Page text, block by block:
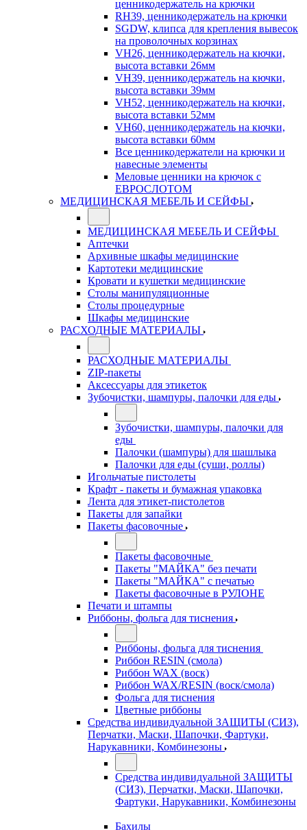
ценникодержатель на крючки
RH39, ценникодержатель на крючки
SGDW, клипса для крепления вывесок
на проволочных корзинах
VH26, ценникодержатель на кючки,
высота вставки 26мм
VH39, ценникодержатель на кючки,
высота вставки 39мм
VH52, ценникодержатель на кючки,
высота вставки 52мм
VH60, ценникодержатель на кючки,
высота вставки 60мм
Все ценникодержатели на крючки и
навесные элементы
Меловые ценники на крючок с
ЕВРОСЛОТОМ
МЕДИЦИНСКАЯ МЕБЕЛЬ И СЕЙФЫ
МЕДИЦИНСКАЯ МЕБЕЛЬ И СЕЙФЫ
Аптечки
Архивные шкафы медицинские
Картотеки медицинские
Кровати и кушетки медицинские
Столы манипуляционные
Столы процедурные
Шкафы медицинские
РАСХОДНЫЕ МАТЕРИАЛЫ
РАСХОДНЫЕ МАТЕРИАЛЫ
ZIP-пакеты
Аксессуары для этикеток
Зубочистки, шампуры, палочки для еды
Зубочистки, шампуры, палочки для
еды
Палочки (шампуры) для шашлыка
Палочки для еды (суши, роллы)
Игольчатые пистолеты
Крафт - пакеты и бумажная упаковка
Лента для этикет-пистолетов
Пакеты для запайки
Пакеты фасовочные
Пакеты фасовочные
Пакеты "МАЙКА" без печати
Пакеты "МАЙКА" с печатью
Пакеты фасовочные в РУЛОНЕ
Печати и штампы
Риббоны, фольга для тиснения
Риббоны, фольга для тиснения
Риббон RESIN (смола)
Риббон WAX (воск)
Риббон WAX/RESIN (воск/смола)
Фольга для тиснения
Цветные риббоны
Средства индивидуальной ЗАЩИТЫ (СИЗ),
Перчатки, Маски, Шапочки, Фартуки,
Нарукавники, Комбинезоны
Средства индивидуальной ЗАЩИТЫ
(СИЗ), Перчатки, Маски, Шапочки,
Фартуки, Нарукавники, Комбинезоны
Бахилы